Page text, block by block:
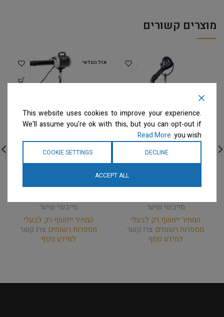
מוצרים קשורים
ARTERO – מייבש שיער
מקצועי לכלבים ולחתולים
מייבשי שיער
המחיר ייחשף רק לבעלי
מספרות רשומים צרו קשר
למידע נוסף
אזל המלאי
Groom Professional –
מייבשי שיער
המחיר ייחשף רק לבעלי
מספרות רשומים צרו קשר
למידע נוסף
This website uses cookies to improve your experience.
We'll assume you're ok with this, but you can opt-out if
you wish.
Read More
DECLINE
COOKIE SETTINGS
ACCEPT ALL